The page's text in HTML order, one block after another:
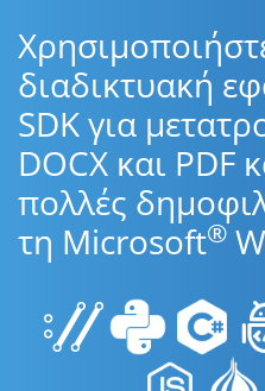
διαδικτυακή
SDK για
DOCX και PDF
πολλές
τη Microsoft®